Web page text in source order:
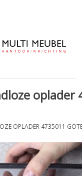
oplader
OPLADER 4735011